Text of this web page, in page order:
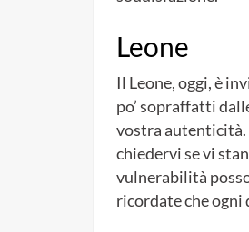
Leone
Il Leone, oggi, è
po’ sopraffatti
vostra
chiedervi se vi
vulnerabilità
ricordate che ogni